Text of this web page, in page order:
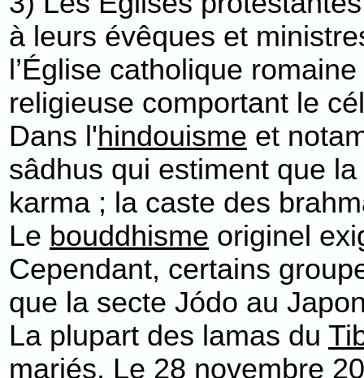
à leurs évêques et
l’Église catholique
religieuse comportant le
Dans l'hindouisme et
sâdhus qui estiment que
karma ; la caste des
Le bouddhisme originel
Cependant, certains
que la secte Jódo au
La plupart des lamas du
mariés. Le 28 novembre